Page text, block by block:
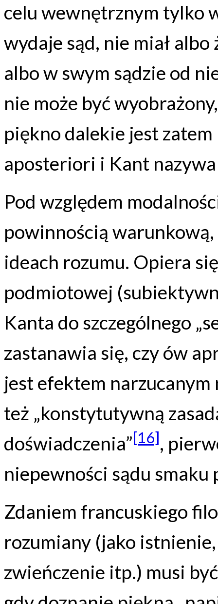
celu wewnętrznym tylko
wydaje sąd, nie miał
albo w swym sądzie od
nie może być
piękno dalekie jest
aposteriori i Kant
Pod względem
powinnością
ideach rozumu. Opiera
podmiotowej
Kanta do szczególnego
zastanawia się, czy ów
jest efektem narzucanym
też „konstytutywną
doświadczenia”[16],
niepewności sądu smaku
Zdaniem francuskiego
rozumiany (jako
zwieńczenie itp.) musi